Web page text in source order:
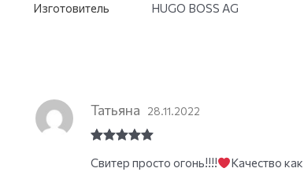
Изготовитель HUGO BOSS AG
of 5
Татьяна 28.11.2022
Свитер просто огонь!!!!
Качество